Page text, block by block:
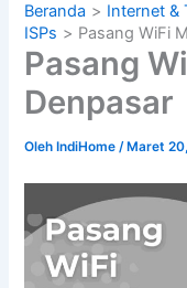
Beranda Internet &
ISPs
Pasang WiFi
Pasang
Denpasar
Oleh IndiHome/ Maret